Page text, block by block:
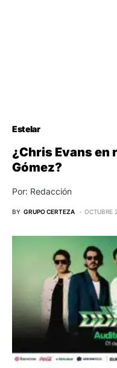
Estelar
¿Chris Evans en
Gómez?
Por: Redacción
BY GRUPO CERTEZA OCTUBRE